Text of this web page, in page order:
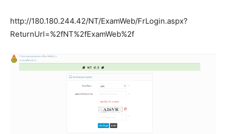
http://180.180.244.42/NT/ExamWeb/FrLogin.aspx?
ReturnUrl=%2fNT%2fExamWeb%2f